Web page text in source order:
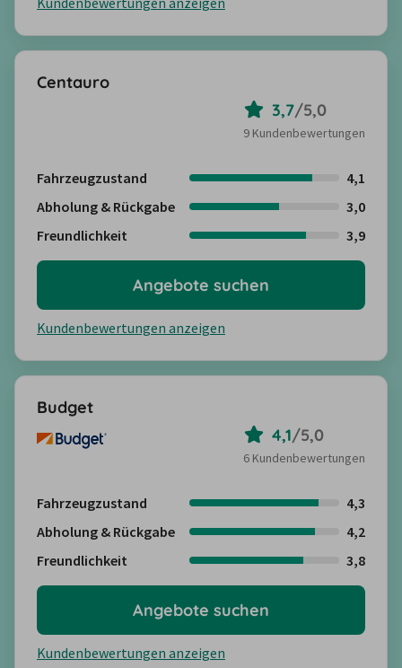
Centauro
3,7/5,0
9 Kundenbewertungen
Fahrzeugzustand
4,1
Abholung & Rückgabe
3,0
Freundlichkeit
3,9
Kundenbewertungen anzeigen
Angebote suchen
Budget
4,1/5,0
6 Kundenbewertungen
Fahrzeugzustand
4,3
Abholung & Rückgabe
4,2
Freundlichkeit
3,8
Kundenbewertungen anzeigen
Angebote suchen